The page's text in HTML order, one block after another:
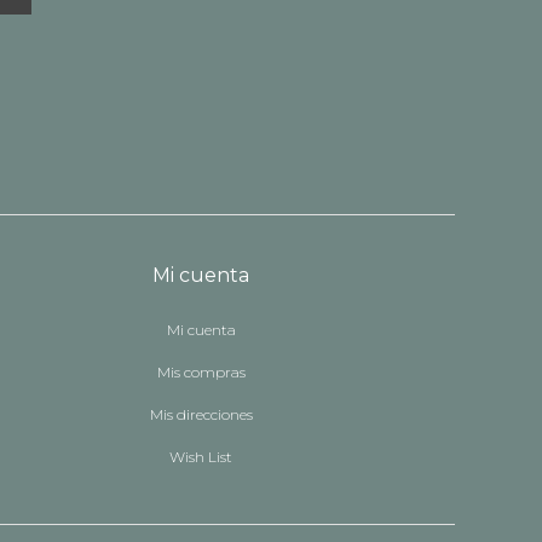
Mi cuenta
Mi cuenta
Mis compras
Mis direcciones
Wish List